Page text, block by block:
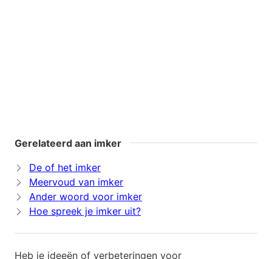
Gerelateerd aan imker
De of het imker
Meervoud van imker
Ander woord voor imker
Hoe spreek je imker uit?
Heb je ideeën of verbeteringen voor